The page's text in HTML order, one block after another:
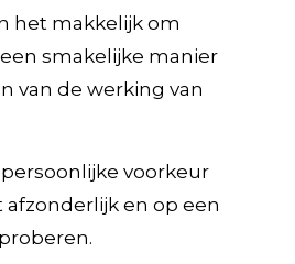
het makkelijk om
smakelijke manier
van de werking van
voorkeur
en op een